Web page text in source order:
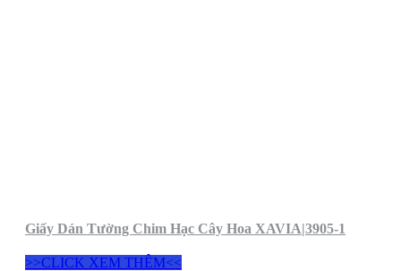
Giấy Dán Tường Chim Hạc Cây Hoa XAVIA|3905-1
>>CLICK XEM THÊM<<